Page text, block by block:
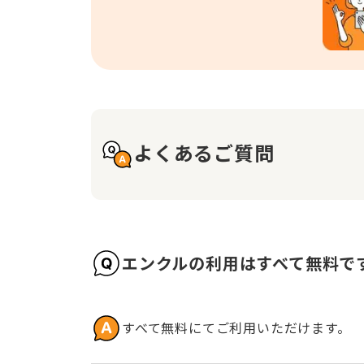
よくあるご質問
エンクルの利用はすべて無料で
すべて無料にてご利用いただけます。